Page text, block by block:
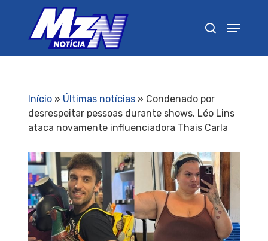
Início» Últimas notícias» Condenado por
desrespeitar pessoas durante shows, Léo Lins
ataca novamente influenciadora Thais Carla